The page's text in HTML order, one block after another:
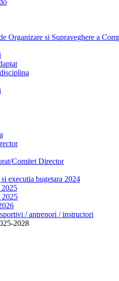
Organizare si Supraveghere a
Comitet Director
executia bugetara 2024
2025
2025
/ antrenori / instructori
2028